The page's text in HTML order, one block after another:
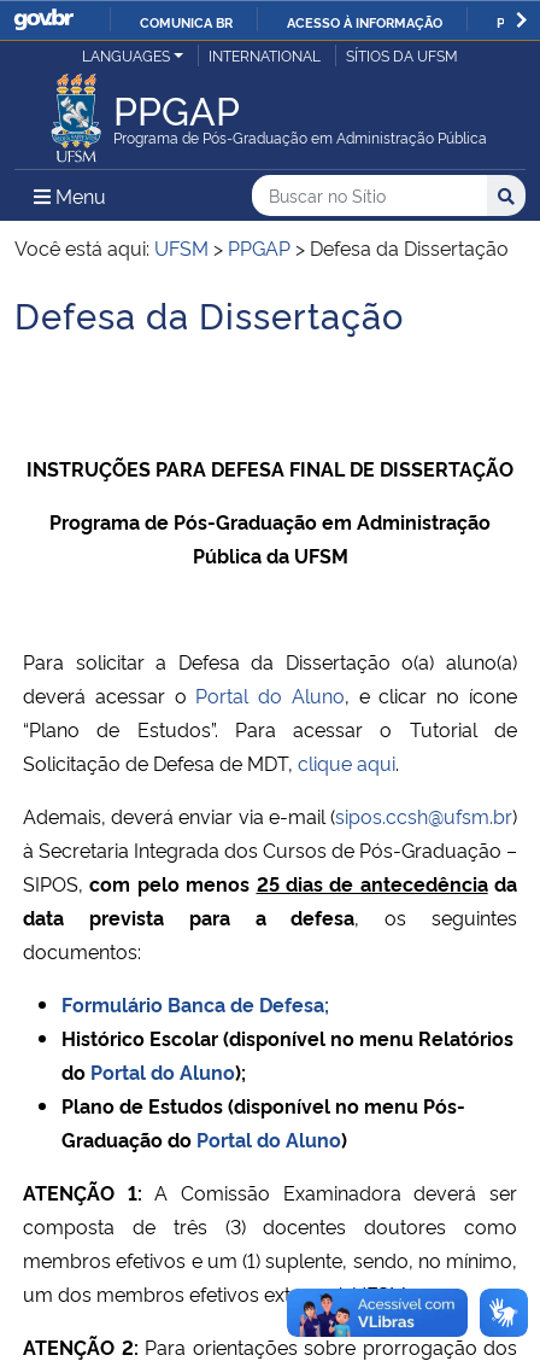
IR
COMUNICA BR ACESSO À INFORMAÇÃO
Ministério da Justiça e Segurança Pública
Ministério da Defesa
Ministério das Relações Exteriores
Ministério da Economia
Ministério de Minas e Energia
Ministério da Ciência, Tecnologia, Inovações e Comunicações
Ministério do Meio Ambiente
Ministério do Turismo
Ministério do Desenvolvimento Regional
Controladoria-Geral da União
Ministério da Mulher, da Família e dos Direitos Humanos
Secretaria-Geral
Secretaria de Governo
Gabinete de Segurança Institucional
LANGUAGES INTERNATIONAL SÍTIOS DA UFSM
PPGAP
Programa de Pós-Graduação em Administração Pública
Menu Menu Principal do Sítio
Busca
Buscar no no Sítio
Busca:
Você está aqui: UFSM > PPGAP > Defesa da Dissertação
Início do conteúdo
Defesa da Dissertação
INSTRUÇÕES PARA DEFESA FINAL DE DISSERTAÇÃO
Programa de Pós-Graduação em Administração
Pública da UFSM
Para solicitar a Defesa da Dissertação o(a) aluno(a)
deverá acessar o Portal do Aluno, e clicar no ícone
“Plano de Estudos”. Para acessar o Tutorial de
Solicitação de Defesa de MDT, clique aqui.
Ademais, deverá enviar via e-mail (sipos.ccsh@ufsm.br)
à Secretaria Integrada dos Cursos de Pós-Graduação –
SIPOS,com pelo menos 25 dias de antecedênciada
data prevista para a defesa, os seguintes
documentos:
Formulário Banca de Defesa;
Histórico Escolar (disponível no menu Relatórios
do Portal do Aluno);
Plano de Estudos (disponível no menu Pós-
Graduação do Portal do Aluno)
ATENÇÃO 1: A Comissão Examinadora deverá ser
composta de três (3) docentes doutores como
membros efetivos e um (1) suplente, sendo, no mínimo,
um dos membros efetivos externo à UFSM.
ATENÇÃO 2: Para orientações sobre prorrogação dos